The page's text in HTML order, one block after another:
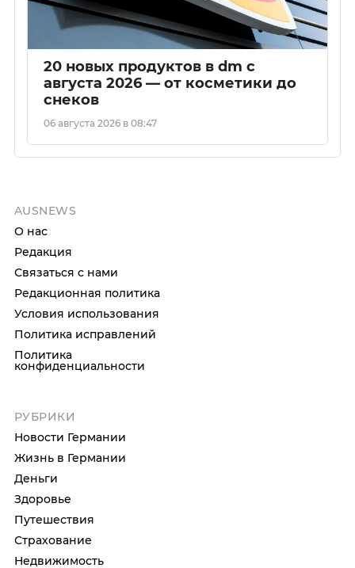
20 новых продуктов в dm с
августа 2026 — от косметики до
снеков
06 августа 2026 в 08:47
AUSNEWS
О нас
Редакция
Связаться с нами
Редакционная политика
Условия использования
Политика исправлений
Политика
конфиденциальности
РУБРИКИ
Новости Германии
Жизнь в Германии
Деньги
Здоровье
Путешествия
Страхование
Недвижимость